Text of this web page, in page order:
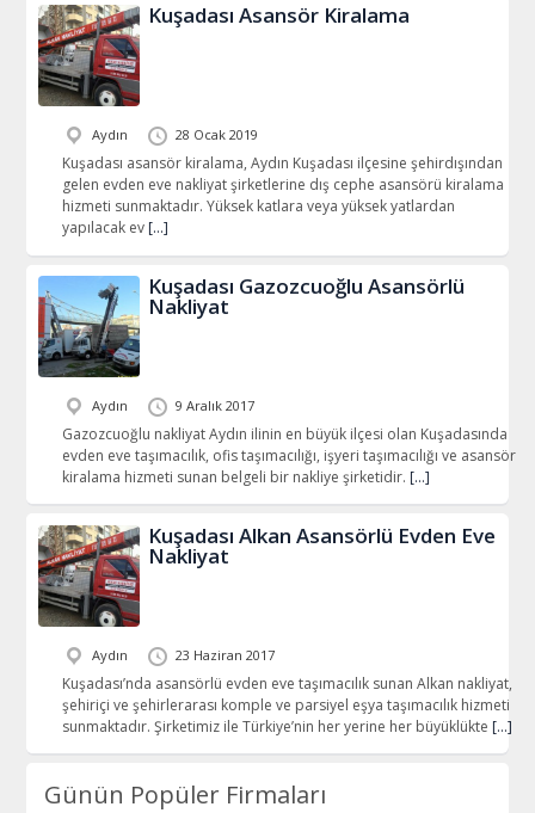
Kuşadası Asansör Kiralama
Aydın 28 Ocak 2019
Kuşadası asansör kiralama, Aydın Kuşadası ilçesine şehirdışından
gelen evden eve nakliyat şirketlerine dış cephe asansörü kiralama
hizmeti sunmaktadır. Yüksek katlara veya yüksek yatlardan
yapılacak ev […]
Kuşadası Gazozcuoğlu Asansörlü
Nakliyat
Aydın 9 Aralık 2017
Gazozcuoğlu nakliyat Aydın ilinin en büyük ilçesi olan Kuşadasında
evden eve taşımacılık, ofis taşımacılığı, işyeri taşımacılığı ve asansör
kiralama hizmeti sunan belgeli bir nakliye şirketidir. […]
Kuşadası Alkan Asansörlü Evden Eve
Nakliyat
Aydın 23 Haziran 2017
Kuşadası’nda asansörlü evden eve taşımacılık sunan Alkan nakliyat,
şehiriçi ve şehirlerarası komple ve parsiyel eşya taşımacılık hizmeti
sunmaktadır. Şirketimiz ile Türkiye’nin her yerine her büyüklükte […]
Günün Popüler Firmaları